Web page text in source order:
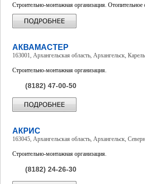
Строительно-монтажная организация. Отопительное
АКВАМАСТЕР
163001, Архангельская область, Архангельск,
Строительно-монтажная организация.
(8182) 47-00-50
АКРИС
163045, Архангельская область, Архангельск,
Строительно-монтажная организация.
(8182) 24-26-30